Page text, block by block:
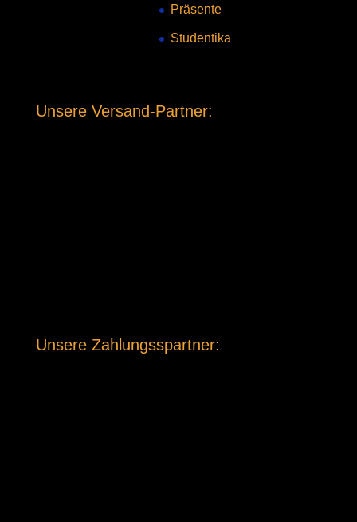
Präsente
Studentika
Unsere Versand-Partner:
Unsere Zahlungsspartner: